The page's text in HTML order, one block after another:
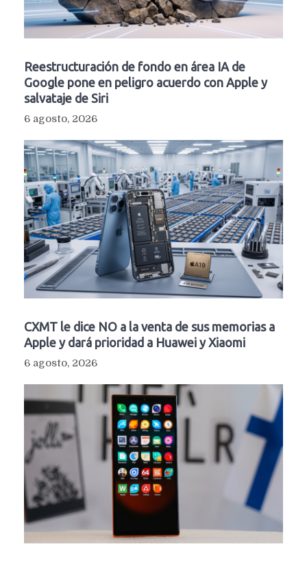
Reestructuración de fondo en área IA de
Google pone en peligro acuerdo con Apple y
salvataje de Siri
6 agosto, 2026
CXMT le dice NO a la venta de sus memorias a
Apple y dará prioridad a Huawei y Xiaomi
6 agosto, 2026